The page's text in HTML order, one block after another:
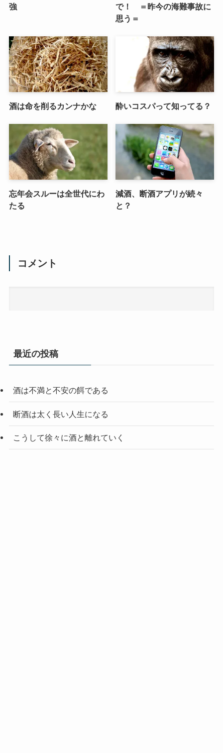
強
で！ ＝昨今の海難事故に
思う＝
酒は命を削るカンナかな 酔いコスパって知ってる？
忘年会スルーは全世代にわ
たる
減酒、断酒アプリが続々
と？
コメント
最近の投稿
酒は不満と不安の餌である
断酒は太く長い人生になる
こうして徐々に酒と離れていく